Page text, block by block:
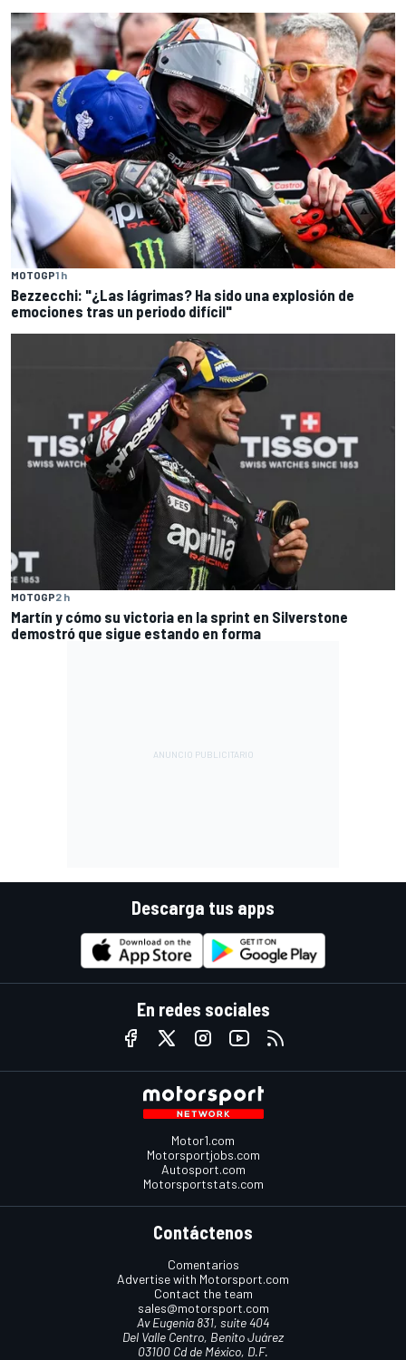
MOTOGP1 h
Bezzecchi: "¿Las lágrimas? Ha sido una explosión de
emociones tras un periodo difícil"
MOTOGP2 h
Martín y cómo su victoria en la sprint en Silverstone
demostró que sigue estando en forma
Descarga tus apps
En redes sociales
Motor1.com
Motorsportjobs.com
Autosport.com
Motorsportstats.com
Contáctenos
Comentarios
Advertise with Motorsport.com
Contact the team
sales@motorsport.com
Av Eugenia 831, suite 404
Del Valle Centro, Benito Juárez
03100 Cd de México, D.F.